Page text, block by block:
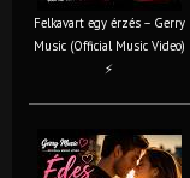
Felkavart egy érzés – Gerry
Music (Official Music Video)
⚡